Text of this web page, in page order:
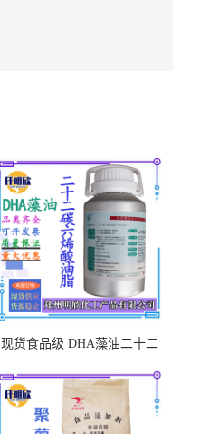
现货食品级 DHA藻油二十二
惠DHA藻油